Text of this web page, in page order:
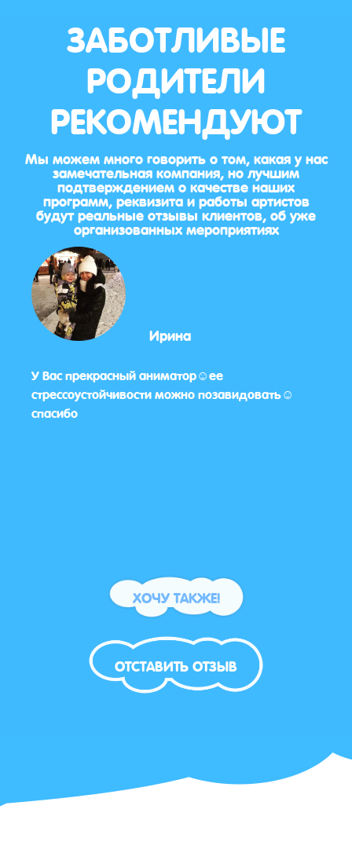
ЗАБОТЛИВЫЕ
РОДИТЕЛИ
РЕКОМЕНДУЮТ
Мы можем много говорить о том, какая у нас
замечательная компания, но лучшим
подтверждением о качестве наших
программ, реквизита и работы артистов
будут реальные отзывы клиентов, об уже
организованных мероприятиях
Ирина
У Вас прекрасный аниматор☺️ее
стрессоустойчивости можно позавидовать☺️
спасибо
ХОЧУ ТАКЖЕ!
ОТСТАВИТЬ ОТЗЫВ